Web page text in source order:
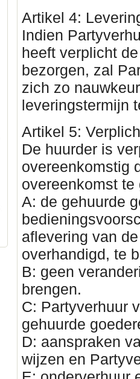
Artikel 4:
Indien
heeft verplicht
bezorgen, zal
zich zo
leveringstermijn
Artikel 5:
De huurder is
overeenkomstig
overeenkomst
A: de gehuurde
aflevering van
overhandigd, te
B: geen
brengen.
C: Partyverhuur
gehuurde
D: aanspraken
wijzen en